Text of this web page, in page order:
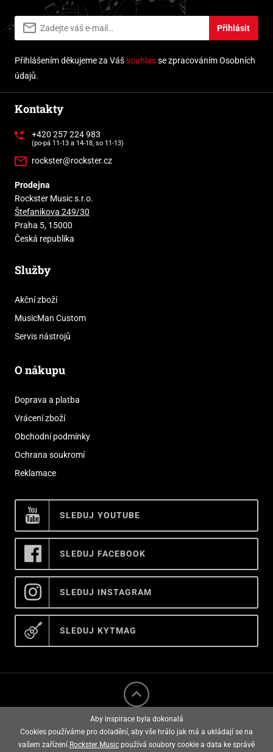
Přihlásit
Přihlášením děkujeme za Vášsouhlasse zpracováním Osobních
údajů.
Kontakty
+420 257 224 983
(po-pá 11-13 a 14-18, so 11-13)
rockster@rockster.cz
Prodejna
Rockster Music s.r.o.
Štefanikova 249/30
Praha 5, 15000
Česká republika
Služby
Akční zboží
MusicMan Custom
Servis nástrojů
O nákupu
Doprava a platba
Vrácení zboží
Obchodní podmínky
Ochrana soukromí
Reklamace
SLEDUJ YOUTUBE
SLEDUJ FACEBOOK
SLEDUJ INSTAGRAM
SLEDUJ KYTMAG
Aby inspirace byla dokonalá
Cookies používáme pro doladění, aby vše hrálo jak má a ukládají se na
vašem zařízení. Rockster Music používá soubory cookie a data ke správě